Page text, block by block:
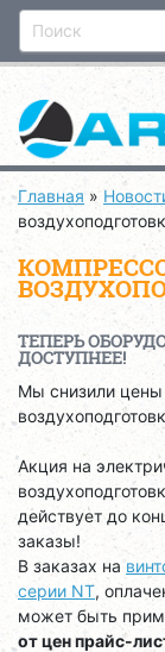
Главная »
ТЕПЕРЬ
ДОСТУПНЕЕ!
Мы снизили цены
Акция на
действует до
заказы!
В заказах на
серии NT,
может быть
от цен прайс-